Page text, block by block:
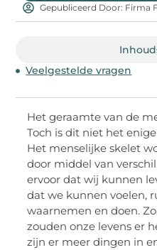
Gepubliceerd Door: Firma
Veelgestelde vragen
Het geraamte van de
Toch is dit niet het
Het menselijke skelet
door middel van
ervoor dat wij kunnen
dat we kunnen voelen,
waarnemen en doen.
zouden onze levens er
zijn er meer dingen in